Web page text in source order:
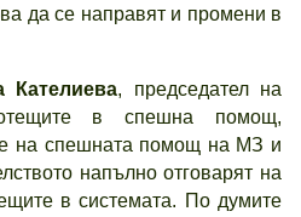
да се направят и промени в
Кателиева, председател на
в спешна помощ,
на спешната помощ на МЗ и
напълно отговарят на
в системата. По думите